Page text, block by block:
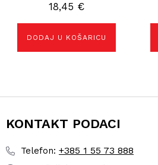
18,45 €
DODAJ U KOŠARICU
KONTAKT PODACI
Telefon: +385 1 55 73 888